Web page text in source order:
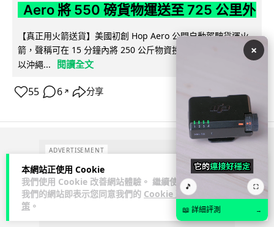
本網站正使用 Cookie
我們使用 Cookie 改善網站體驗。 繼續使用
我們的網站即表示您同意我們的 Cookie 政
策 。
Aero 將 550 磅貨物運送至 725 公里外
【真正用火箭送貨】美國初創 Hop Aero 公開自動駕駛貨運火
箭，聲稱可在 15 分鐘內將 250 公斤物資投送 750 公里外，並
以沖繩...
閱讀全文
55 6 ↗ 分享
ADVERTISEMENT
×
🎵 ⛶
📖 詳細評測 →